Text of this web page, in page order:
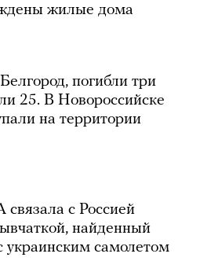
жилые дома
погибли три
25. В Новороссийске
на территории
с Россией
найденный
украинским самолетом